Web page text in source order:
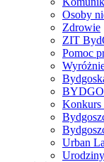
Osoby
Zdrowie
ZIT
Pomoc
Konkurs
Urban